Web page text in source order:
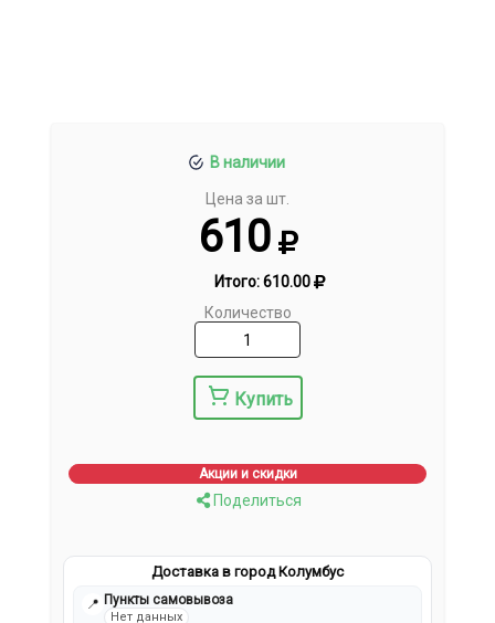
В наличии
Цена за шт.
610
Итого:610.00
Количество
Купить
Акции и скидки
Поделиться
Доставка в город Колумбус
📍 Пункты самовывоза
Нет данных